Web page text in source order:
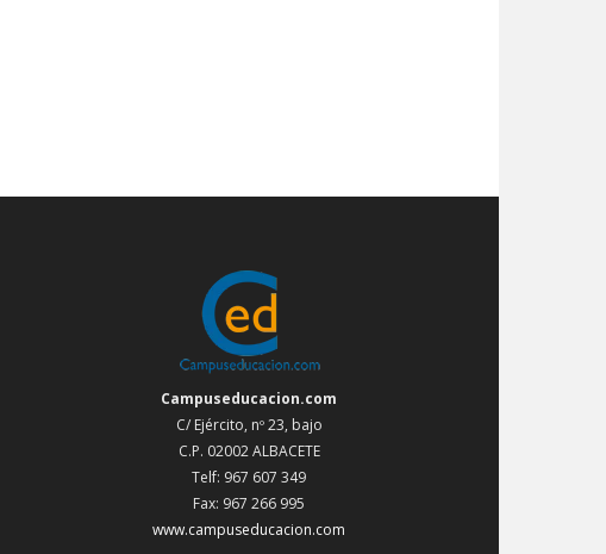
Campuseducacion.com
C/ Ejército, nº 23, bajo
C.P. 02002 ALBACETE
Telf: 967 607 349
Fax: 967 266 995
www.campuseducacion.com